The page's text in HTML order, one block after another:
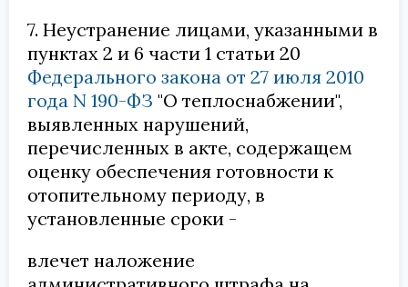
7. Неустранение лицами, указанными в
пунктах 2 и 6 части 1 статьи 20
Федерального закона от 27 июля 2010
года N 190-ФЗ "О теплоснабжении",
выявленных нарушений,
перечисленных в акте, содержащем
оценку обеспечения готовности к
отопительному периоду, в
установленные сроки -
влечет наложение